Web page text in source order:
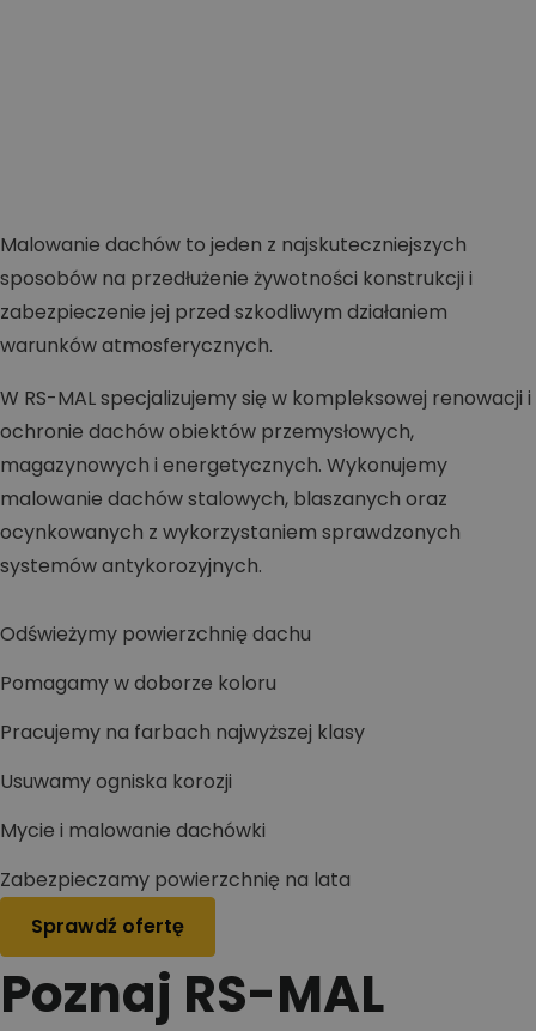
Malowanie dachów to jeden z najskuteczniejszych
sposobów na przedłużenie żywotności konstrukcji i
zabezpieczenie jej przed szkodliwym działaniem
warunków atmosferycznych.
W RS-MAL specjalizujemy się w kompleksowej renowacji i
ochronie dachów obiektów przemysłowych,
magazynowych i energetycznych. Wykonujemy
malowanie dachów stalowych, blaszanych oraz
ocynkowanych z wykorzystaniem sprawdzonych
systemów antykorozyjnych.
Odświeżymy powierzchnię dachu
Pomagamy w doborze koloru
Pracujemy na farbach najwyższej klasy
Usuwamy ogniska korozji
Mycie i malowanie dachówki
Zabezpieczamy powierzchnię na lata
Sprawdź ofertę
Poznaj RS-MAL